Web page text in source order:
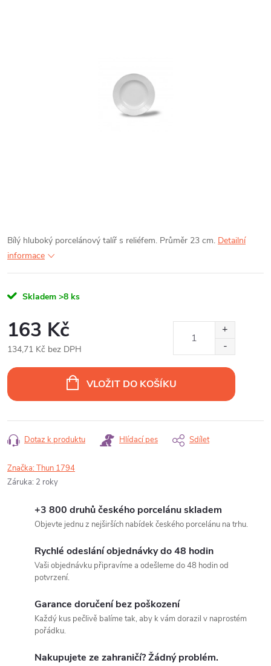
Bílý hluboký porcelánový talíř s reliéfem. Průměr 23 cm. Detailní
informace
Skladem >8 ks
163 Kč
134,71 Kč bez DPH
cena:
VLOŽIT DO KOŠÍKU
Dotaz k produktu Hlídací pes Sdílet
Značka:Thun 1794
Záruka: 2 roky
+3 800 druhů českého porcelánu skladem
Objevte jednu z nejširších nabídek českého porcelánu na trhu.
Rychlé odeslání objednávky do 48 hodin
Vaši objednávku připravíme a odešleme do 48 hodin od
potvrzení.
Garance doručení bez poškození
Každý kus pečlivě balíme tak, aby k vám dorazil v naprostém
pořádku.
Nakupujete ze zahraničí? Žádný problém.